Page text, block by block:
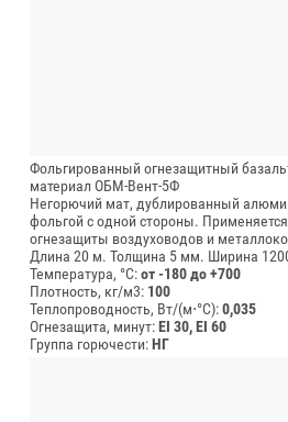
Фольгированный огнезащитный
материал ОБМ-Вент-5Ф
Негорючий мат, дублированный
фольгой с одной стороны.
огнезащиты воздуховодов и
Длина 20 м. Толщина 5 мм. Ширина
Температура, °C:от -180 до +700
Плотность, кг/м3: 100
Теплопроводность, Вт/(м⋅°С):0,035
Огнезащита, минут:EI 30, EI 60
Группа горючести:НГ